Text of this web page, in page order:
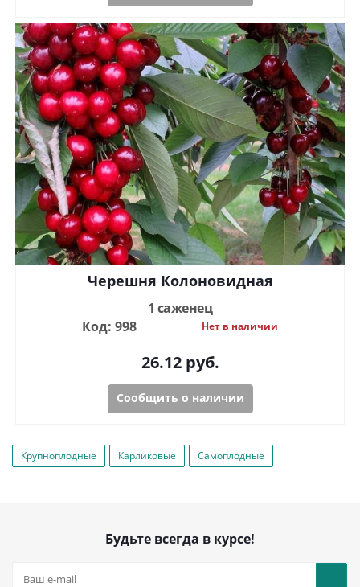
Черешня Колоновидная
1 саженец
Код: 998
Нет в наличии
26.12руб.
Сообщить о наличии
Крупноплодные Карликовые Самоплодные
Будьте всегда в курсе!